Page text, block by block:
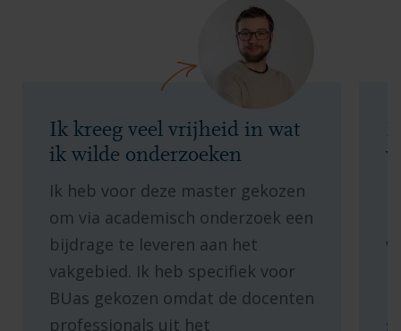
Ik kreeg veel vrijheid in wat
ik wilde onderzoeken
Ik heb voor deze master gekozen
om via academisch onderzoek een
bijdrage te leveren aan het
vakgebied. Ik heb specifiek voor
BUas gekozen omdat de docenten
professionals uit het